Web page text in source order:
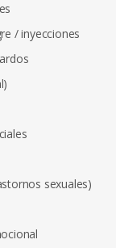
/ inyecciones
sexuales)